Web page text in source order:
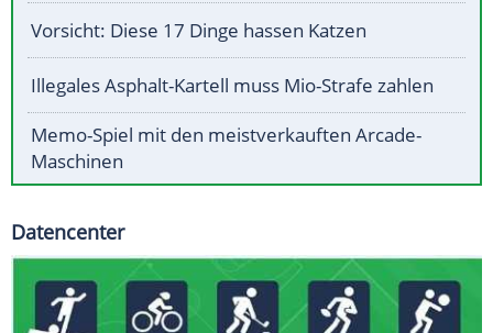
Vorsicht: Diese 17 Dinge hassen Katzen
Illegales Asphalt-Kartell muss Mio-Strafe zahlen
Memo-Spiel mit den meistverkauften Arcade-
Maschinen
Datencenter